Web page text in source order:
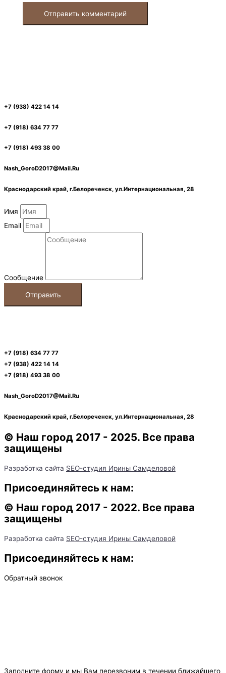
+7 (938) 422 14 14
+7 (918) 634 77 77
+7 (918) 493 38 00
Nash_GoroD2017@Mail.Ru
Краснодарский край, г.Белореченск, ул.Интернациональная, 28
Имя
Email
Сообщение
Отправить
+7 (918) 634 77 77
+7 (938) 422 14 14
+7 (918) 493 38 00
Nash_GoroD2017@Mail.Ru
Краснодарский край, г.Белореченск, ул.Интернациональная, 28​
© Наш город 2017 - 2025. Все права
защищены
Разработка сайта SEO-студия Ирины Самделовой
Присоединяйтесь к нам:
© Наш город 2017 - 2022. Все права
защищены
Разработка сайта SEO-студия Ирины Самделовой
Присоединяйтесь к нам:
Обратный звонок
Заполните форму и мы Вам перезвоним в течении ближайшего